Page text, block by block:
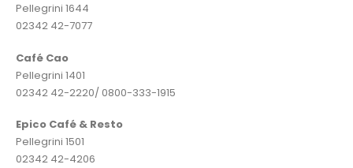
Pellegrini 1644
02342 42-7077
Café Cao
Pellegrini 1401
02342 42-2220/ 0800-333-1915
Epico Café & Resto
Pellegrini 1501
02342 42-4206